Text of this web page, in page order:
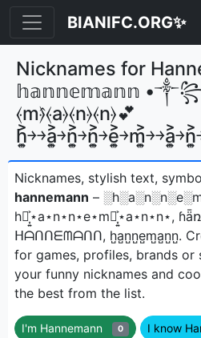
BIANIFC.ORG✨
Nicknames for
𝕙𝕒𝕟𝕟𝕖𝕞𝕒𝕟𝕟 •༒꧂
⦑m⦒̂⦑a⦒⦑n⦒⦑n⦒💕
h͎͍͐￫￫a͎͍͐￫n͎͍͐￫n͎͍͐￫e͎͍͐￫m͎͍͐￫￫a͎͍͐￫n͎͍͐
Nicknames, stylish text,
hannemann –
h⋆͎͍͐⋆a⋆n⋆n⋆e⋆m⋆͎͍͐⋆a⋆n⋆n⋆,
ᕼᗩᑎᑎᗴᗰᗩᑎᑎ, h̺a̺n̺n̺e̺m̺a̺n̺n̺ㅤ.
for games, profiles, brands or
your funny nicknames and
the best from the list.
I'm Hannemann 0 I know